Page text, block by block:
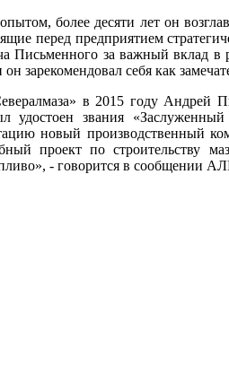
более десяти лет он
перед предприятием
Письменного за важный вклад
зарекомендовал себя как
в 2015 году
звания «Заслуженный
новый производственный
проект по строительству
- говорится в сообщении